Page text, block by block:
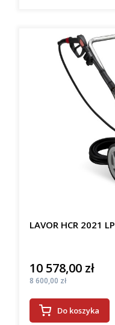
LAVOR HCR 2021 LP
Cena
10 578,00 zł
Cena
8 600,00 zł
Do koszyka